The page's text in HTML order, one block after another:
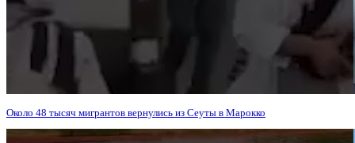
Около 48 тысяч мигрантов вернулись из Сеуты в Марокко